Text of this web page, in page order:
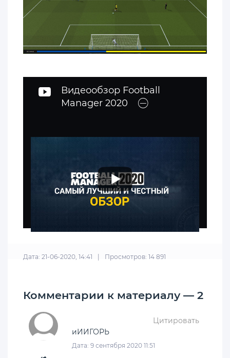
Видеообзор Football
Manager 2020
Дата: 21-06-2020, 14:41 Просмотров: 14 891
Комментарии к материалу — 2
Цитировать
иИИГОРЬ
Дата: 9 сентября 2020 11:51